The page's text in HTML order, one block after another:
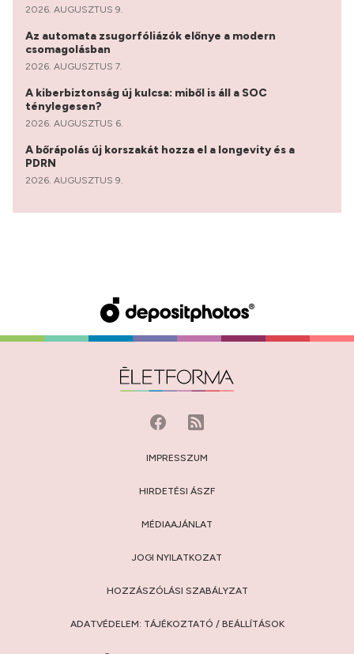
2026. AUGUSZTUS 9.
Az automata zsugorfóliázók előnye a modern
csomagolásban
2026. AUGUSZTUS 7.
A kiberbiztonság új kulcsa: miből is áll a SOC
ténylegesen?
2026. AUGUSZTUS 6.
A bőrápolás új korszakát hozza el a longevity és a
PDRN
2026. AUGUSZTUS 9.
IMPRESSZUM
HIRDETÉSI ÁSZF
MÉDIAAJÁNLAT
JOGI NYILATKOZAT
HOZZÁSZÓLÁSI SZABÁLYZAT
ADATVÉDELEM: TÁJÉKOZTATÓ / BEÁLLÍTÁSOK